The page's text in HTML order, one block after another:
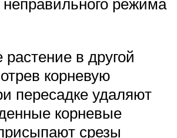
в другой
корневую
пересадке удаляют
корневые
срезы